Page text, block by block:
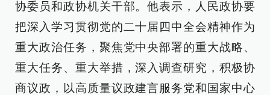
协委员和政协机关干部。他表示，人民政协要
把深入学习贯彻党的二十届四中全会精神作为
重大政治任务，聚焦党中央部署的重大战略、
重大任务、重大举措，深入调查研究，积极协
商议政，以高质量议政建言服务党和国家中心